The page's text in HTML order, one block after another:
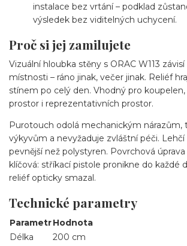
instalace bez vrtání – podklad
výsledek bez viditelných uchycení.
Proč si jej zamilujete
Vizuální hloubka stěny s ORAC W113
místnosti – ráno jinak, večer jinak. Reliéf
stínem po celý den. Vhodný pro
prostor i reprezentativních prostor.
Purotouch odolá mechanickým nárazům,
výkyvům a nevyžaduje zvláštní péči. Lehčí
pevnější než polystyren. Povrchová
klíčová: stříkací pistole pronikne do každé
reliéf opticky smazal.
Technické parametry
ParametrHodnota
Délka
200 cm